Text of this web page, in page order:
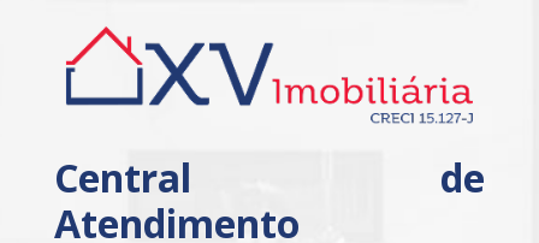
Central de
Atendimento